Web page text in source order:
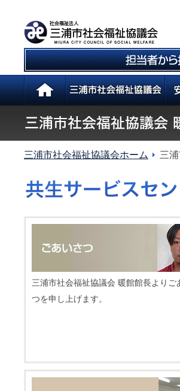
三浦市社会福祉協議会ホーム 三
三浦市社会福祉協議会 暖館館長よりご
つを申し上げます。